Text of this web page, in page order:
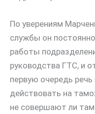
По уверениям
службы он
работы
руководства ГТС, и
первую очередь
действовать на
не совершают ли